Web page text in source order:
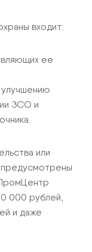
входит:
ее
улучшению
ЗСО и
или
предусмотрены
000 рублей,
и даже